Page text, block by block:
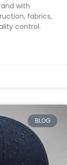
with
fabrics,
control.
BLOG